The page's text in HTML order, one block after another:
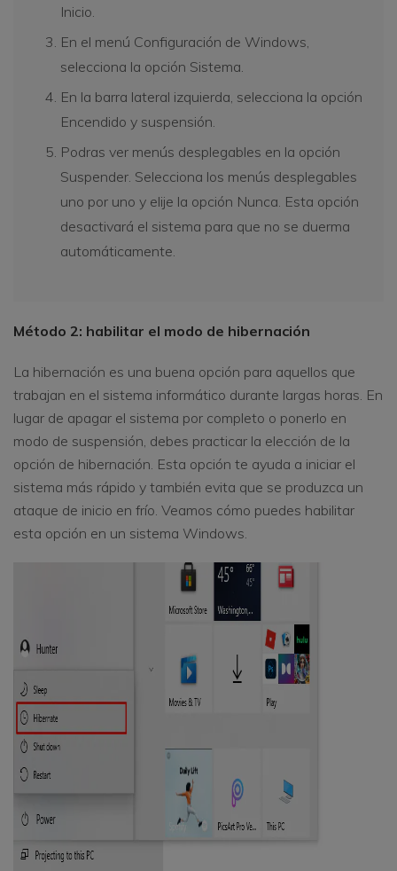
Inicio.
En el menú Configuración de Windows,
selecciona la opción Sistema.
En la barra lateral izquierda, selecciona la opción
Encendido y suspensión.
Podras ver menús desplegables en la opción
Suspender. Selecciona los menús desplegables
uno por uno y elije la opción Nunca. Esta opción
desactivará el sistema para que no se duerma
automáticamente.
Método 2: habilitar el modo de hibernación
La hibernación es una buena opción para aquellos que
trabajan en el sistema informático durante largas horas. En
lugar de apagar el sistema por completo o ponerlo en
modo de suspensión, debes practicar la elección de la
opción de hibernación. Esta opción te ayuda a iniciar el
sistema más rápido y también evita que se produzca un
ataque de inicio en frío. Veamos cómo puedes habilitar
esta opción en un sistema Windows.